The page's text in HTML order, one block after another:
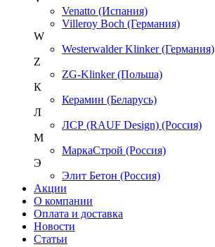
Venatto (Испания)
Villeroy Boch (Германия)
W
Westerwalder Klinker (Германия)
Z
ZG-Klinker (Польша)
К
Керамин (Беларусь)
Л
ЛСР (RAUF Design) (Россия)
М
МаркаСтрой (Россия)
Э
Элит Бетон (Россия)
Акции
О компании
Оплата и доставка
Новости
Статьи